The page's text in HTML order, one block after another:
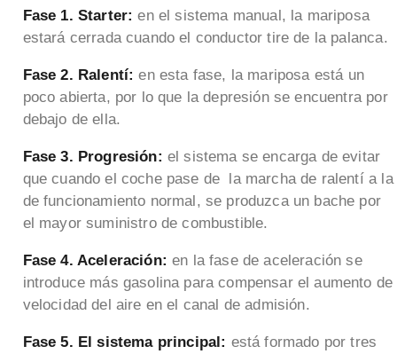
Fase 1. Starter:en el sistema manual, la mariposa
estará cerrada cuando el conductor tire de la palanca.
Fase 2. Ralentí:en esta fase, la mariposa está un
poco abierta, por lo que la depresión se encuentra por
debajo de ella.
Fase 3. Progresión: el sistema se encarga de evitar
que cuando el coche pase de la marcha de ralentí a la
de funcionamiento normal, se produzca un bache por
el mayor suministro de combustible.
Fase 4. Aceleración:en la fase de aceleración se
introduce más gasolina para compensar el aumento de
velocidad del aire en el canal de admisión.
Fase 5. El sistema principal: está formado por tres